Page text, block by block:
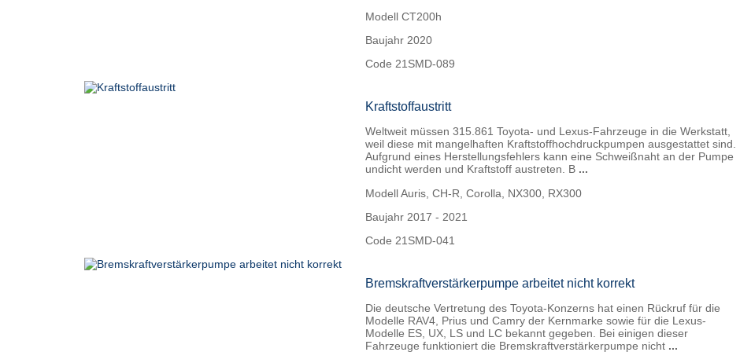
ModellCT200h
Baujahr2020
Code21SMD-089
Kraftstoffaustritt
Weltweit müssen 315.861 Toyota- und Lexus-Fahrzeuge in die Werkstatt,
weil diese mit mangelhaften Kraftstoffhochdruckpumpen ausgestattet sind.
Aufgrund eines Herstellungsfehlers kann eine Schweißnaht an der Pumpe
undicht werden und Kraftstoff austreten. B ...
ModellAuris, CH-R, Corolla, NX300, RX300
Baujahr2017 - 2021
Code21SMD-041
Bremskraftverstärkerpumpe arbeitet nicht korrekt
Die deutsche Vertretung des Toyota-Konzerns hat einen Rückruf für die
Modelle RAV4, Prius und Camry der Kernmarke sowie für die Lexus-
Modelle ES, UX, LS und LC bekannt gegeben. Bei einigen dieser
Fahrzeuge funktioniert die Bremskraftverstärkerpumpe nicht ...